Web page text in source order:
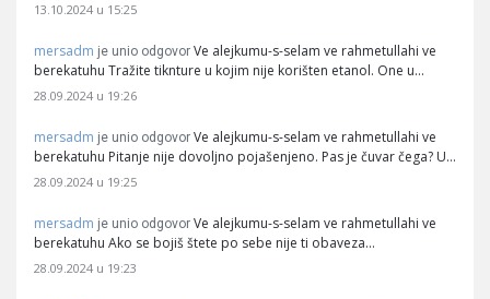
13.10.2024 u 15:25
mersadm je unio odgovor Ve alejkumu-s-selam ve rahmetullahi ve
berekatuhu Tražite tiknture u kojim nije korišten etanol. One u…
28.09.2024 u 19:26
mersadm je unio odgovor Ve alejkumu-s-selam ve rahmetullahi ve
berekatuhu Pitanje nije dovoljno pojašenjeno. Pas je čuvar čega? U…
28.09.2024 u 19:25
mersadm je unio odgovor Ve alejkumu-s-selam ve rahmetullahi ve
berekatuhu Ako se bojiš štete po sebe nije ti obaveza…
28.09.2024 u 19:23